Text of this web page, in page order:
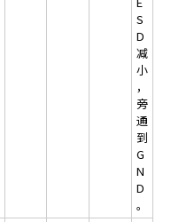
S
D
减
小
，
旁
通
到
G
N
D
。